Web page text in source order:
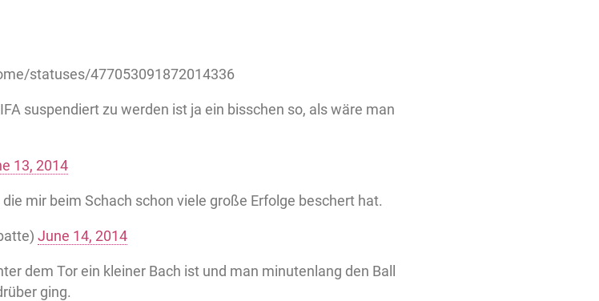
statuses/477053091872014336
suspendiert zu werden ist ja ein bisschen so, als wäre man
13, 2014
mir beim Schach schon viele große Erfolge beschert hat.
June 14, 2014
dem Tor ein kleiner Bach ist und man minutenlang den Ball
ging.